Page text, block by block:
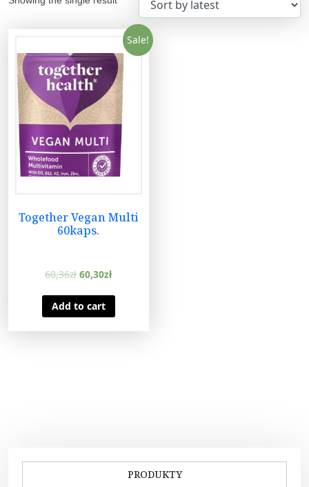
Sale!
Together Vegan Multi
60kaps.
60,36zł 60,30zł
Add to cart
PRODUKTY